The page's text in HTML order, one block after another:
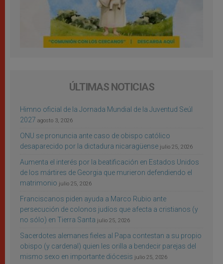
ÚLTIMAS NOTICIAS
Himno oficial de la Jornada Mundial de la Juventud Seúl
2027 agosto 3, 2026
ONU se pronuncia ante caso de obispo católico
desaparecido por la dictadura nicaragüense julio 25, 2026
Aumenta el interés por la beatificación en Estados Unidos
de los mártires de Georgia que murieron defendiendo el
matrimonio julio 25, 2026
Franciscanos piden ayuda a Marco Rubio ante
persecución de colonos judíos que afecta a cristianos (y
no sólo) en Tierra Santa julio 25, 2026
Sacerdotes alemanes fieles al Papa contestan a su propio
obispo (y cardenal) quien les orilla a bendecir parejas del
mismo sexo en importante diócesis julio 25, 2026